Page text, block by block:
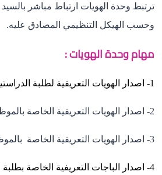
ترتبط وحدة الهويات ارتباط مباشر
وحسب الهيكل التنظيمي المصادق عليه.
مهام وحدة الهويات :
1- اصدار الهويات التعريفية لطلبة الدراستين الأولية والعليا.
2- اصدار الهويات التعريفية الخاصة بالموظفين الإداريين.
3- اصدار الهويات التعريفية الخاصة بالموظفين التدريسيين.
4- اصدار الباجات التعريفية الخاصة بطلبة الأقسام الداخلية.